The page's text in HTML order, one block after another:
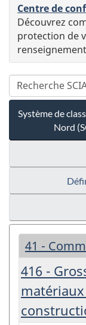
Centre de
Découvrez
protection de
Système de
Nord
41 -
416 -